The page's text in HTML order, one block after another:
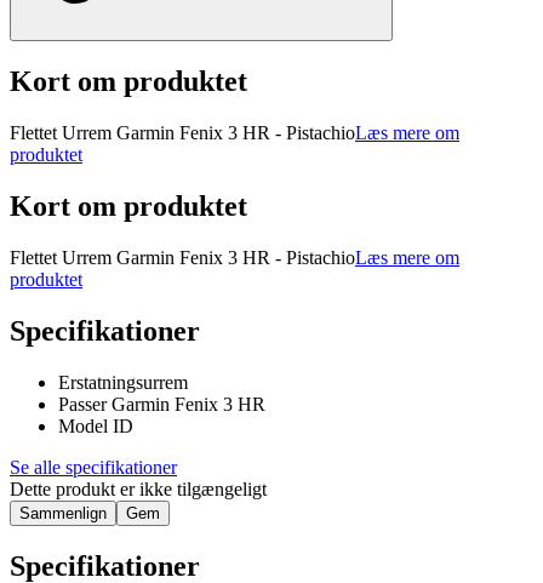
Kort om produktet
Flettet Urrem Garmin Fenix 3 HR - PistachioLæs mere om
produktet
Kort om produktet
Flettet Urrem Garmin Fenix 3 HR - PistachioLæs mere om
produktet
Specifikationer
Erstatningsurrem
Passer Garmin Fenix 3 HR
Model ID
Se alle specifikationer
Dette produkt er ikke tilgængeligt
Sammenlign Gem
Specifikationer